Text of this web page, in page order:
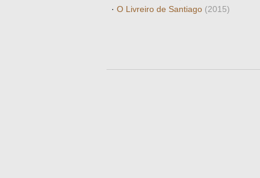
· O Livreiro de Santiago (2015)